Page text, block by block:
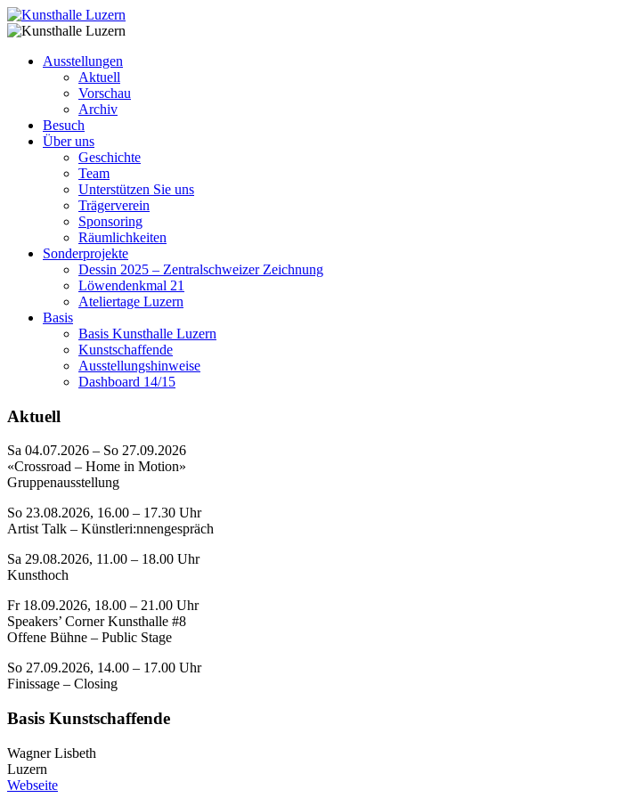
Ausstellungen
Aktuell
Vorschau
Archiv
Besuch
Über uns
Geschichte
Team
Unterstützen Sie uns
Trägerverein
Sponsoring
Räumlichkeiten
Sonderprojekte
Dessin 2025 – Zentralschweizer Zeichnung
Löwendenkmal 21
Ateliertage Luzern
Basis
Basis Kunsthalle Luzern
Kunstschaffende
Ausstellungshinweise
Dashboard 14/15
Aktuell
Sa 04.07.2026 – So 27.09.2026
«Crossroad – Home in Motion»
Gruppenausstellung
So 23.08.2026, 16.00 – 17.30 Uhr
Artist Talk – Künstleri:nnengespräch
Sa 29.08.2026, 11.00 – 18.00 Uhr
Kunsthoch
Fr 18.09.2026, 18.00 – 21.00 Uhr
Speakers’ Corner Kunsthalle #8
Offene Bühne – Public Stage
So 27.09.2026, 14.00 – 17.00 Uhr
Finissage – Closing
Basis Kunstschaffende
Wagner Lisbeth
Luzern
Webseite